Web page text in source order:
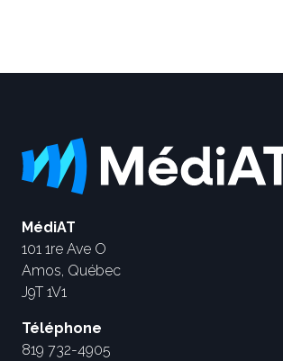
MédiAT
101 1re Ave O
Amos, Québec
J9T 1V1
Téléphone
819 732-4905